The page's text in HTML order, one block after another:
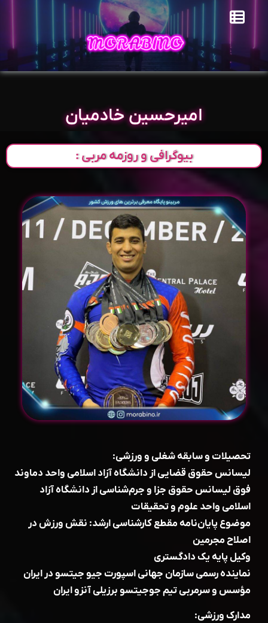
امیرحسین خادمیان
بیوگرافی و روزمه مربی :
تحصیلات و سابقه شغلی و ورزشی:
لیسانس حقوق قضایی از دانشگاه آزاد اسلامی واحد دماوند
فوق لیسانس حقوق جزا و جرم‌شناسی از دانشگاه آزاد
اسلامی واحد علوم و تحقیقات
موضوع پایان‌نامه مقطع کارشناسی ارشد: نقش ورزش در
اصلاح مجرمین
وکیل پایه یک دادگستری
نماینده رسمی سازمان جهانی اسپورت جیو جیتسو در ایران
مؤسس و سرمربی تیم جوجیتسو برزیلی آنزو ایران
مدارک ورزشی: